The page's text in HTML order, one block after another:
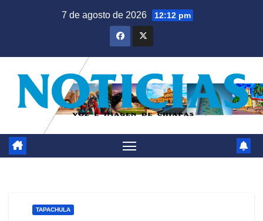
7 de agosto de 2026 12:12 pm
TAPACHULA